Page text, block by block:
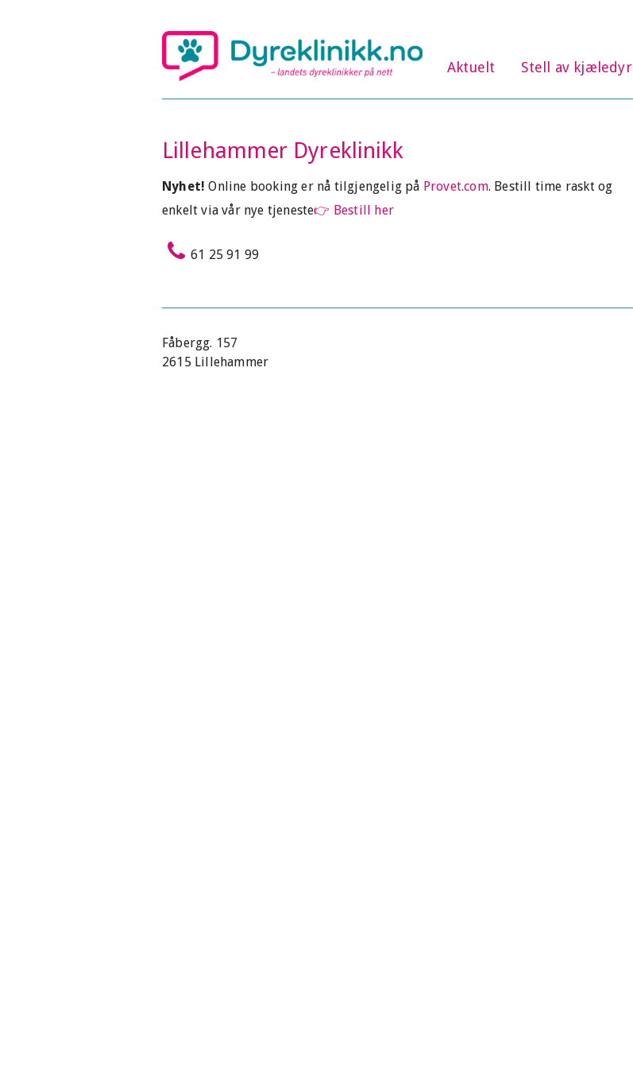
Aktuelt Stell av kjæledyr
Lillehammer Dyreklinikk
Nyhet! Online booking er nå tilgjengelig på Provet.com. Bestill time raskt og
enkelt via vår nye tjeneste👉 Bestill her
61 25 91 99
Fåbergg. 157
2615 Lillehammer